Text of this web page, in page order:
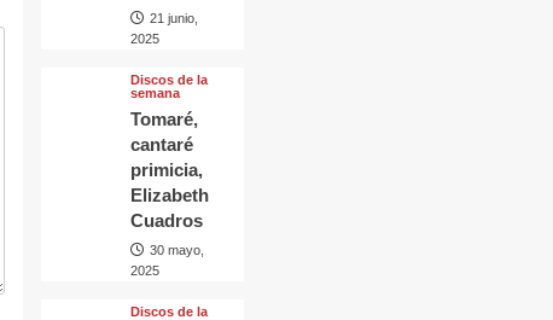
21 junio,
2025
Discos de la
semana
Tomaré,
cantaré
primicia,
Elizabeth
Cuadros
30 mayo,
2025
Discos de la